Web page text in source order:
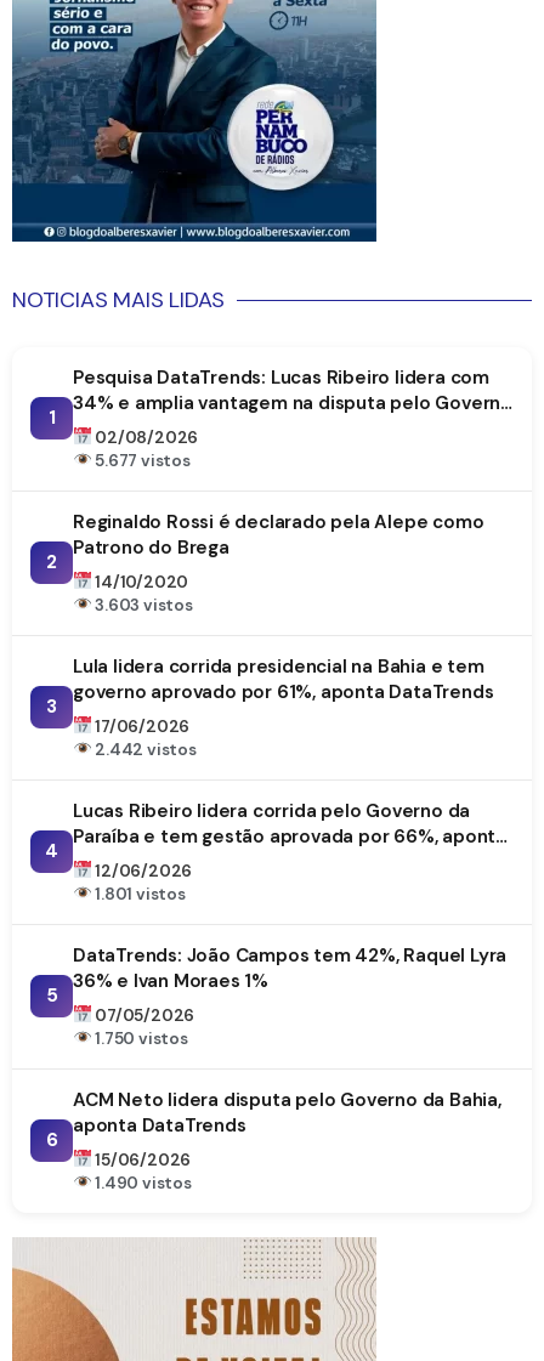
NOTICIAS MAIS LIDAS
1
Pesquisa DataTrends: Lucas Ribeiro lidera com
34% e amplia vantagem na disputa pelo Governo
da Paraíba
02/08/2026
5.677 vistos
2
Reginaldo Rossi é declarado pela Alepe como
Patrono do Brega
14/10/2020
3.603 vistos
3
Lula lidera corrida presidencial na Bahia e tem
governo aprovado por 61%, aponta DataTrends
17/06/2026
2.442 vistos
4
Lucas Ribeiro lidera corrida pelo Governo da
Paraíba e tem gestão aprovada por 66%, aponta
DataTrends
12/06/2026
1.801 vistos
5
DataTrends: João Campos tem 42%, Raquel Lyra
36% e Ivan Moraes 1%
07/05/2026
1.750 vistos
6
ACM Neto lidera disputa pelo Governo da Bahia,
aponta DataTrends
15/06/2026
1.490 vistos